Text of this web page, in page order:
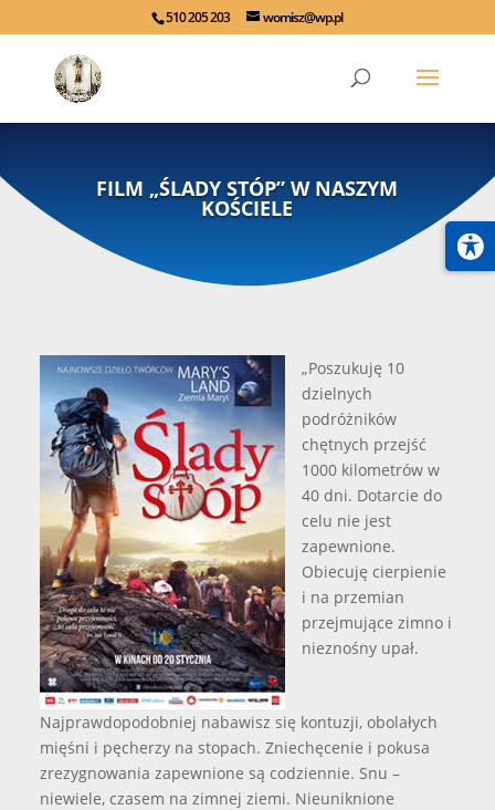
510 205 203 womisz@wp.pl
FILM „ŚLADY STÓP” W NASZYM
KOŚCIELE
„Poszukuję 10
dzielnych
podróżników
chętnych przejść
1000 kilometrów w
40 dni. Dotarcie do
celu nie jest
zapewnione.
Obiecuję cierpienie
i na przemian
przejmujące zimno i
nieznośny upał.
Najprawdopodobniej nabawisz się kontuzji, obolałych
mięśni i pęcherzy na stopach. Zniechęcenie i pokusa
zrezygnowania zapewnione są codziennie. Snu –
niewiele, czasem na zimnej ziemi. Nieuniknione